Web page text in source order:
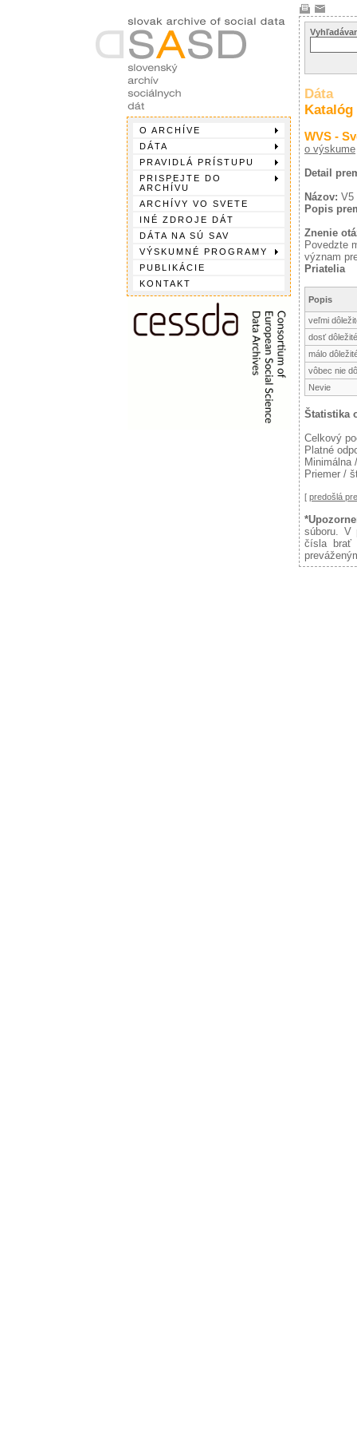
O ARCHÍVE
DÁTA
PRAVIDLÁ PRÍSTUPU
PRISPEJTE DO
ARCHÍVU
ARCHÍVY VO SVETE
INÉ ZDROJE DÁT
DÁTA NA SÚ SAV
VÝSKUMNÉ PROGRAMY
PUBLIKÁCIE
KONTAKT
Dáta
Katalóg
WVS -
o výskume
Detail
Názov: V5
Popis
Znenie
Povedzte
význam
Priatelia
Popis
veľmi
dosť dôležité
málo
vôbec nie
Nevie
Štatistika
Celkový
Platné
Minimálna
Priemer /
[ predošlá
súboru. V
čísla brať